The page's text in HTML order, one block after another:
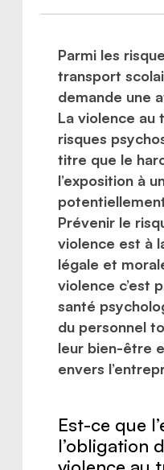
Parmi les
transport
demande une
La violence au
risques
titre que le
l’exposition à
Prévenir le
violence est à
légale et
violence c’est
santé
du personnel
leur bien-être
envers
Est-ce que
l’obligation